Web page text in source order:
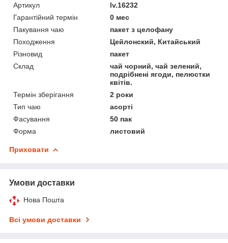
Артикул
lv.16232
Гарантійний термін
0 мес
Пакування чаю
пакет з целофану
Походження
Цейлонский, Китайський
Різновид
пакет
Склад
чай чорний, чай зелений,
подрібнені ягоди, пелюстки
квітів.
Термін зберігання
2 роки
Тип чаю
асорті
Фасування
50 пак
Форма
листовий
Приховати
Умови доставки
Нова Пошта
Всі умови доставки